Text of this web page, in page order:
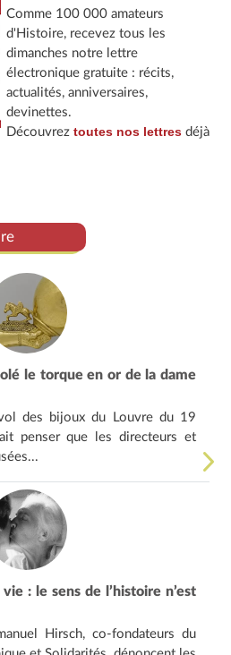
Comme 100 000 amateurs
d'Histoire, recevez tous les
dimanches notre lettre
électronique gratuite : récits,
actualités, anniversaires,
devinettes.
Découvrez toutes nos lettresdéjà
le torque en or de la dame
des bijoux du Louvre du 19
penser que les directeurs et
: le sens de l’histoire n’est
Hirsch, co-fondateurs du